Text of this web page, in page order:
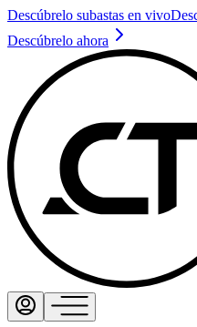
Descúbrelo subastas en vivo
Descúbrelo ahora